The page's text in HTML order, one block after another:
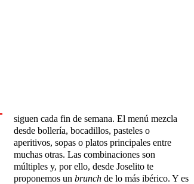
siguen cada fin de semana. El menú mezcla
desde bollería, bocadillos, pasteles o
aperitivos, sopas o platos principales entre
muchas otras. Las combinaciones son
múltiples y, por ello, desde Joselito te
proponemos un brunchde lo más ibérico. Y es